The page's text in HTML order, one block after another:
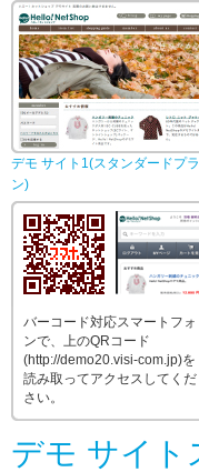
デモ サイト1(スタンダードプラ
ン)
バーコード対応スマートフォ
ンで、上のQRコード
(http://demo20.visi-com.jp)を
読み取ってアクセスしてくだ
さい。
デモ サイト